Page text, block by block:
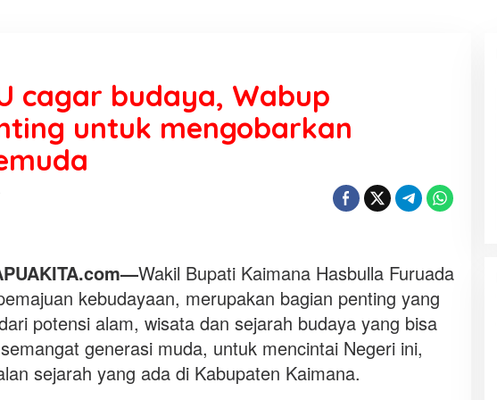
cagar budaya, Wabup
untuk mengobarkan
Wakil Bupati Kaimana Hasbulla Furuada
kebudayaan, merupakan bagian penting yang
potensi alam, wisata dan sejarah budaya yang bisa
generasi muda, untuk mencintai Negeri ini,
sejarah yang ada di Kabupaten Kaimana.
7 Agustus 2026